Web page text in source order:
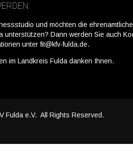
und möchten die
unterstützen? Dann werden Sie auch
unter fit@kfv-fulda.de.
im Landkreis Fulda danken Ihnen.
Fulda e.V. All Rights Reserved.